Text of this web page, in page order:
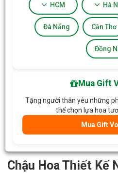
Chậu Hoa Thiết Kế
HCM Hà
Đà Nẵng Cần Thơ
Đồng
Mua Gift
Tặng người thân yêu những
thể chọn lựa hoa
Mua Gift